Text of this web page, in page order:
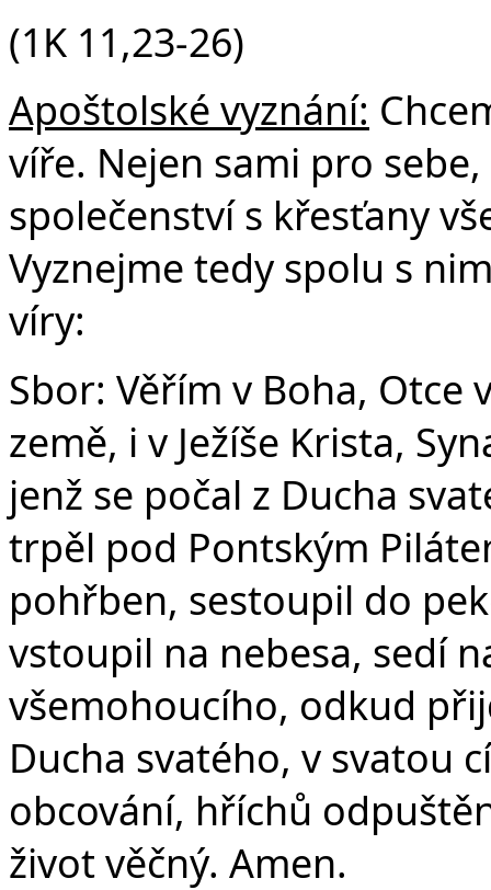
(1K 11,23-26)
Apoštolské vyznání:
víře. Nejen sami pro
společenství s křesťany
Vyznejme tedy spolu s
víry:
Sbor: Věřím v Boha,
země, i v Ježíše Krista,
jenž se počal z Ducha
trpěl pod Pontským
pohřben, sestoupil do
vstoupil na nebesa, sedí
všemohoucího, odkud
Ducha svatého, v svatou
obcování, hříchů
život věčný. Amen.